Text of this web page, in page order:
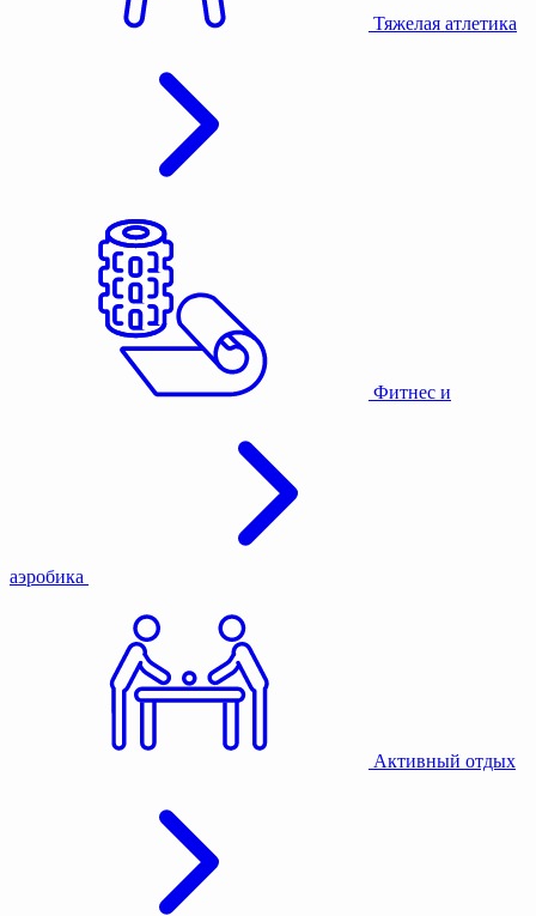
Тяжелая атлетика
Фитнес и
аэробика
Активный отдых